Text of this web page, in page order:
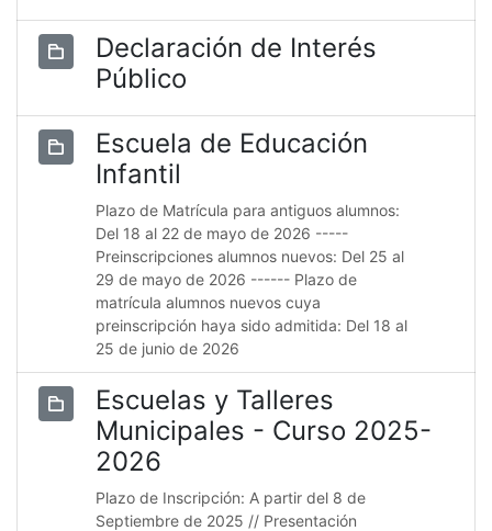
Declaración de Interés
Público
Escuela de Educación
Infantil
Plazo de Matrícula para antiguos alumnos:
Del 18 al 22 de mayo de 2026 -----
Preinscripciones alumnos nuevos: Del 25 al
29 de mayo de 2026 ------ Plazo de
matrícula alumnos nuevos cuya
preinscripción haya sido admitida: Del 18 al
25 de junio de 2026
Escuelas y Talleres
Municipales - Curso 2025-
2026
Plazo de Inscripción: A partir del 8 de
Septiembre de 2025 // Presentación